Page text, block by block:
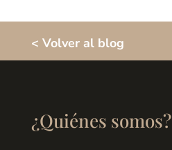
< Volver al blog
¿Quiénes somos?